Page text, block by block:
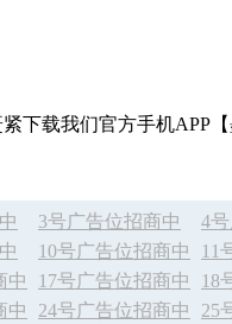
下载我们官方手机APP
3号广告位招商中
4
10号广告位招商中
11
中 17号广告位招商中
18
中 24号广告位招商中 25